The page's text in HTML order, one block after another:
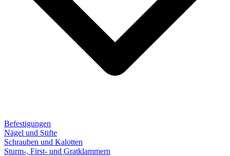
Befestigungen
Nägel und Stifte
Schrauben und Kalotten
Sturm-, First- und Gratklammern